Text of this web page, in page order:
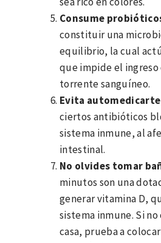
Consume
constituir una
equilibrio, la cual
que impide el
torrente sanguíneo.
Evita automedicarte
ciertos antibióticos
sistema inmune, al
intestinal.
No olvides tomar
minutos son una
generar vitamina D,
sistema inmune. Si
casa, prueba a